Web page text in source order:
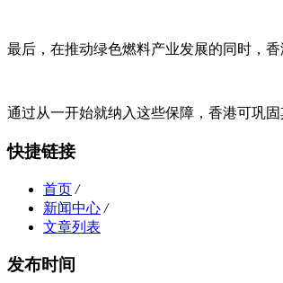
最后，在推动绿色燃料产业发展的同时，
通过从一开始就纳入这些保障，香港可巩
快捷链接
首页 /
新闻中心 /
文章列表
发布时间